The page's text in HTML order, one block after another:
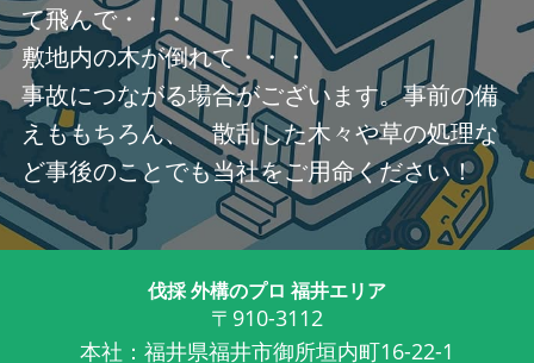
て飛んで・・・
敷地内の木が倒れて・・・
事故につながる場合がございます。事前の備
えももちろん、 散乱した木々や草の処理な
ど事後のことでも当社をご用命ください！
伐採 外構のプロ 福井エリア
〒910-3112
本社：福井県福井市御所垣内町16-22-1